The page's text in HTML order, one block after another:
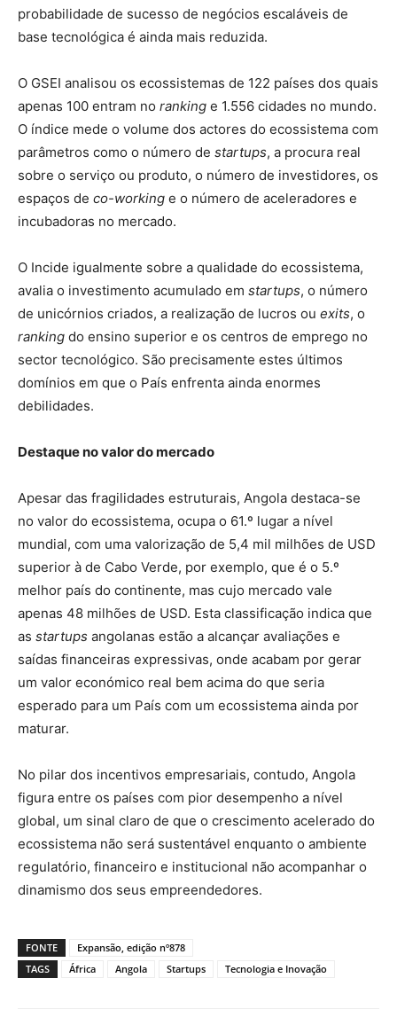
probabilidade de sucesso de negócios escaláveis de
base tecnológica é ainda mais reduzida.
O GSEI analisou os ecossistemas de 122 países dos quais
apenas 100 entram no ranking e 1.556 cidades no mundo.
O índice mede o volume dos actores do ecossistema com
parâmetros como o número de startups, a procura real
sobre o serviço ou produto, o número de investidores, os
espaços de co-working e o número de aceleradores e
incubadoras no mercado.
O Incide igualmente sobre a qualidade do ecossistema,
avalia o investimento acumulado em startups, o número
de unicórnios criados, a realização de lucros ou exits, o
ranking do ensino superior e os centros de emprego no
sector tecnológico. São precisamente estes últimos
domínios em que o País enfrenta ainda enormes
debilidades.
Destaque no valor do mercado
Apesar das fragilidades estruturais, Angola destaca-se
no valor do ecossistema, ocupa o 61.º lugar a nível
mundial, com uma valorização de 5,4 mil milhões de USD
superior à de Cabo Verde, por exemplo, que é o 5.º
melhor país do continente, mas cujo mercado vale
apenas 48 milhões de USD. Esta classificação indica que
as startups angolanas estão a alcançar avaliações e
saídas financeiras expressivas, onde acabam por gerar
um valor económico real bem acima do que seria
esperado para um País com um ecossistema ainda por
maturar.
No pilar dos incentivos empresariais, contudo, Angola
figura entre os países com pior desempenho a nível
global, um sinal claro de que o crescimento acelerado do
ecossistema não será sustentável enquanto o ambiente
regulatório, financeiro e institucional não acompanhar o
dinamismo dos seus empreendedores.
FONTE
Expansão, edição nº878
TAGS
África Angola Startups Tecnologia e Inovação